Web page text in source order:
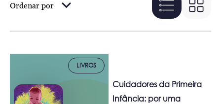
Ordenar por
LIVROS
Cuidadores da Primeira
Infância: por uma